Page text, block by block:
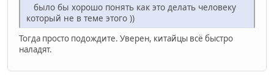
было бы хорошо понять как это делать человеку
который не в теме этого ))
Тогда просто подождите. Уверен, китайцы всё быстро
наладят.